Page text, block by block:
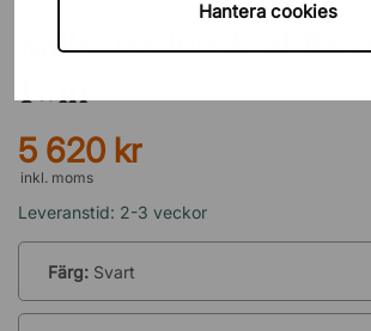
Hantera cookies
Källsorteringskärl
Twin
5 620 kr
inkl. moms
Leveranstid: 2-3 veckor
Färg: Svart